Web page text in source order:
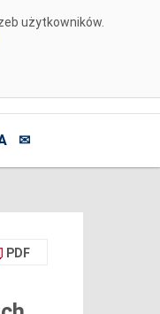
użytkowników.
✉
PDF